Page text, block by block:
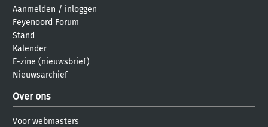
Aanmelden / inloggen
Feyenoord Forum
Stand
Kalender
E-zine (nieuwsbrief)
Nieuwsarchief
Over ons
Voor webmasters